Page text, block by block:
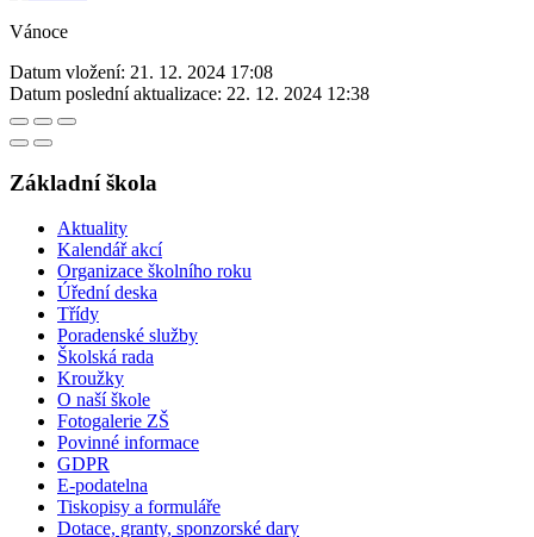
Vánoce
Datum vložení: 21. 12. 2024 17:08
Datum poslední aktualizace: 22. 12. 2024 12:38
Základní škola
Aktuality
Kalendář akcí
Organizace školního roku
Úřední deska
Třídy
Poradenské služby
Školská rada
Kroužky
O naší škole
Fotogalerie ZŠ
Povinné informace
GDPR
E-podatelna
Tiskopisy a formuláře
Dotace, granty, sponzorské dary